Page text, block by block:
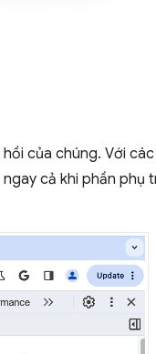
của chúng. Với
cả khi phần phụ